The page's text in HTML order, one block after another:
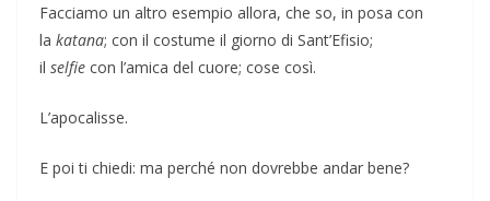
Facciamo un altro esempio allora, che so, in posa con
la katana; con il costume il giorno di Sant’Efisio;
il selfie con l’amica del cuore; cose così.
L’apocalisse.
E poi ti chiedi: ma perché non dovrebbe andar bene?